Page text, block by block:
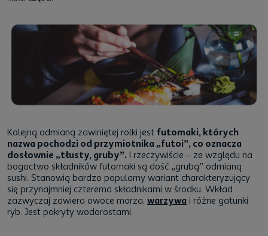
Kolejną odmianą zawiniętej rolki jest futomaki, których
nazwa pochodzi od przymiotnika „futoi”, co oznacza
dosłownie „tłusty, gruby”. I rzeczywiście – ze względu na
bogactwo składników futomaki są dość „grubą” odmianą
sushi. Stanowią bardzo popularny wariant charakteryzujący
się przynajmniej czterema składnikami w środku. Wkład
zazwyczaj zawiera owoce morza, warzywa i różne gatunki
ryb. Jest pokryty wodorostami.